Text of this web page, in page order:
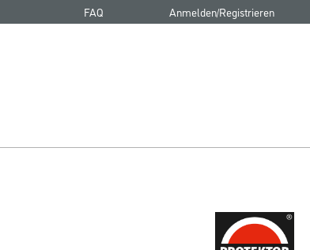
FAQ Anmelden/Registrieren